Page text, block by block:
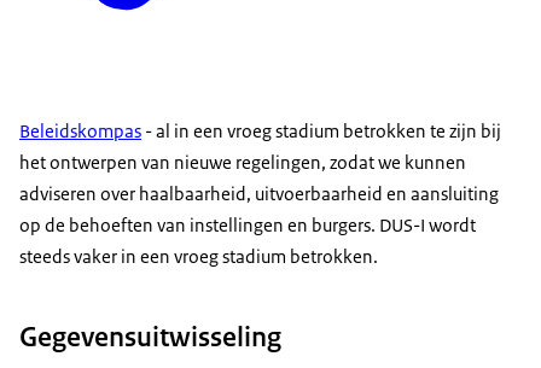
Beleidskompas - al in een vroeg stadium betrokken te zijn bij
het ontwerpen van nieuwe regelingen, zodat we kunnen
adviseren over haalbaarheid, uitvoerbaarheid en aansluiting
op de behoeften van instellingen en burgers. DUS-I wordt
steeds vaker in een vroeg stadium betrokken.
Gegevensuitwisseling